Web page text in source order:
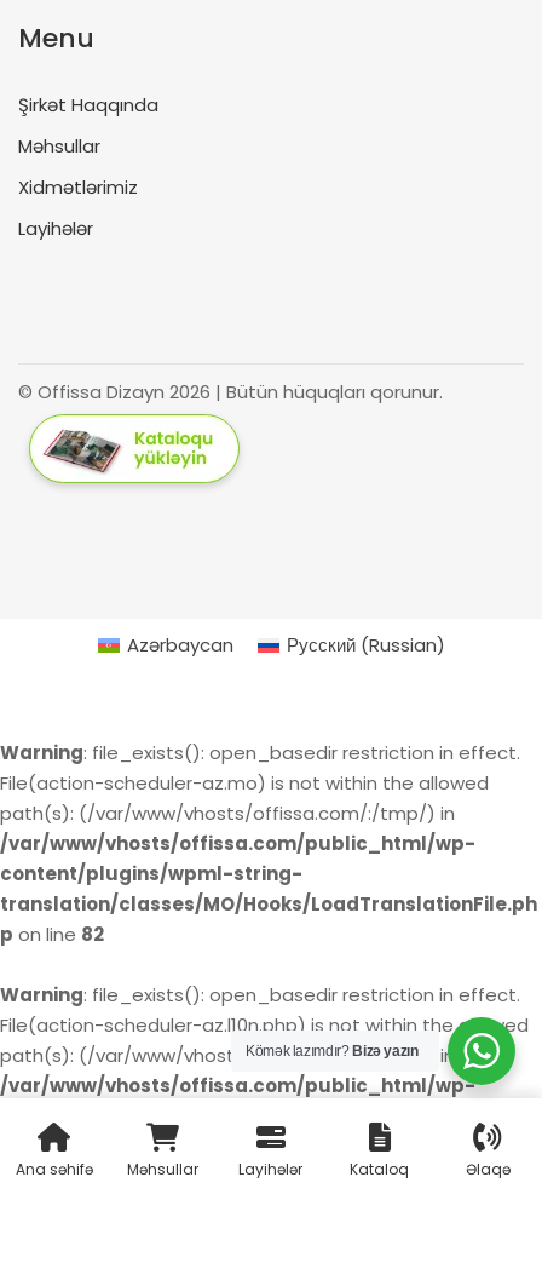
Menu
Şirkət Haqqında
Məhsullar
Xidmətlərimiz
Layihələr
© Offissa Dizayn 2026 | Bütün hüquqları qorunur.
Ana səhifə Məhsullar Layihələr Kataloq Əlaqə
Kömək lazımdır? Bizə yazın
Azərbaycan Русский(Russian)
Warning: file_exists(): open_basedir restriction in effect.
File(action-scheduler-az.mo) is not within the allowed
path(s): (/var/www/vhosts/offissa.com/:/tmp/) in
/var/www/vhosts/offissa.com/public_html/wp-
content/plugins/wpml-string-
translation/classes/MO/Hooks/LoadTranslationFile.ph
p on line 82
Warning: file_exists(): open_basedir restriction in effect.
File(action-scheduler-az.l10n.php) is not within the allowed
path(s): (/var/www/vhosts/offissa.com/:/tmp/) in
/var/www/vhosts/offissa.com/public_html/wp-
content/plugins/wpml-string-
translation/classes/MO/Hooks/LoadTranslationFile.ph
on line85